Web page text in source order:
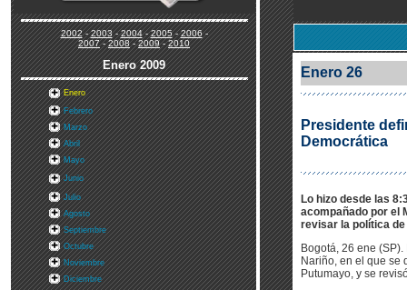
2002-2003-2004-2005-2006-
2007-2008-2009-2010
Enero2009
Enero
Febrero
Marzo
Abril
Mayo
Junio
Julio
Agosto
Septiembre
Octubre
Noviembre
Diciembre
Enero 26
Presidente
Democrática
Lo hizo desde las
acompañado por el
revisar la política
Bogotá, 26 ene
Nariño, en el que se
Putumayo, y se